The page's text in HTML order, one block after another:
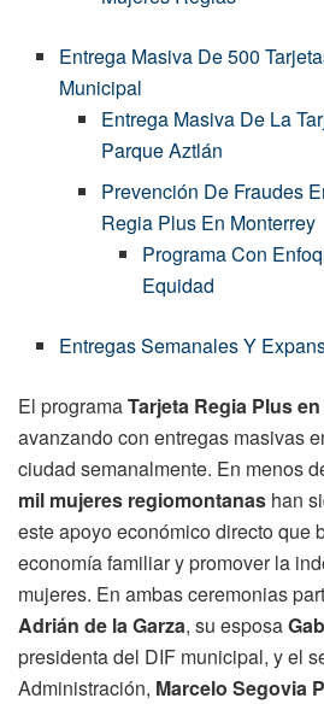
Entrega Masiva De 500
Municipal
Entrega Masiva De La
Parque Aztlán
Prevención De Fraudes
Regia Plus En Monterrey
Programa Con
Equidad
Entregas Semanales Y
El programaTarjeta Regia Plus
avanzando con entregas masivas
ciudad semanalmente. En menos
mil mujeres regiomontanas han
este apoyo económico directo que
economía familiar y promover la
mujeres. En ambas ceremonias
Adrián de la Garza, su esposa
presidenta del DIF municipal, y el
Administración, Marcelo Segovia